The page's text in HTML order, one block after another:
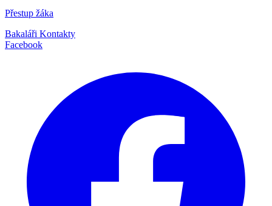
Přestup žáka
Bakaláři Kontakty
Facebook